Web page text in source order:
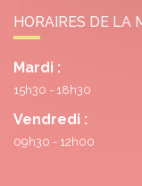
HORAIRES DE LA
Mardi :
15h30 - 18h30
Vendredi :
09h30 - 12h00